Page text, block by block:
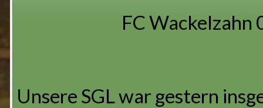
FC Wackelzahn
Unsere SGL war gestern